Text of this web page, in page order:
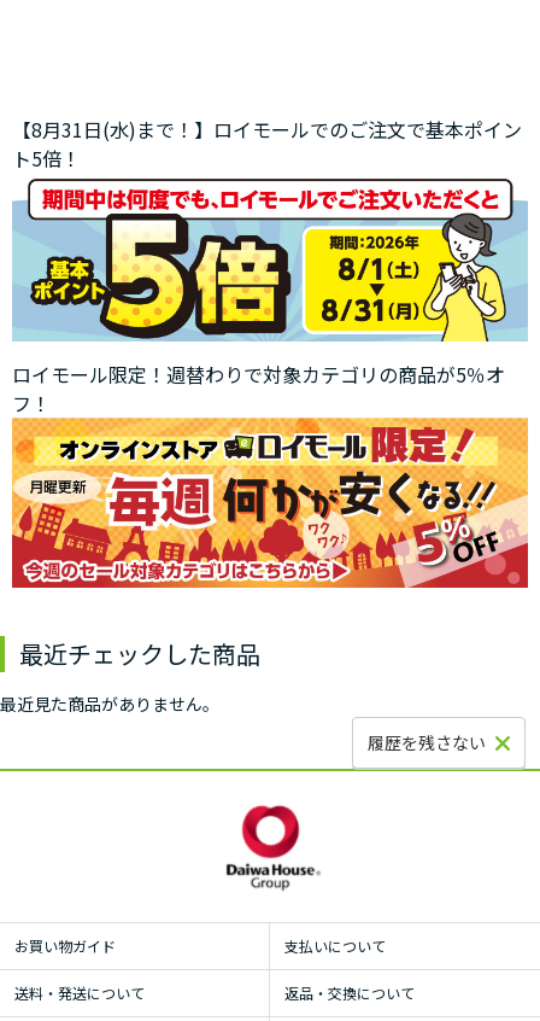
【8月31日(水)まで！】ロイモールでのご注文で基本ポイン
ト5倍！
ロイモール限定！週替わりで対象カテゴリの商品が5％オ
フ！
最近チェックした商品
最近見た商品がありません。
履歴を残さない
お買い物ガイド 支払いについて
送料・発送について 返品・交換について